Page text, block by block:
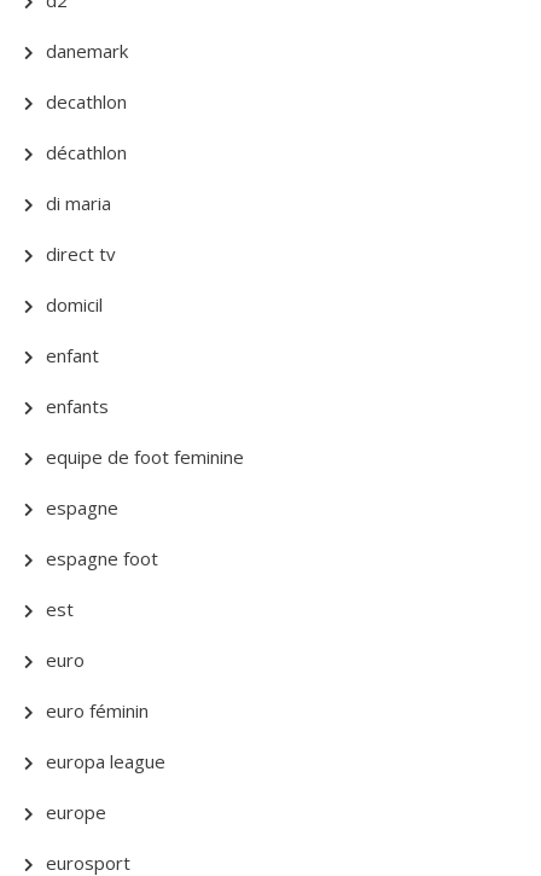
danemark
decathlon
décathlon
di maria
direct tv
domicil
enfant
enfants
equipe de foot feminine
espagne
espagne foot
est
euro
euro féminin
europa league
europe
eurosport